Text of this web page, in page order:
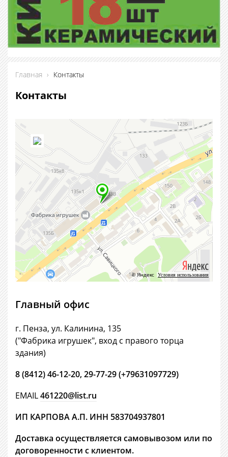
Главная › Контакты
Контакты
© Яндекс Условия использования
Главный офис
г. Пенза, ул. Калинина, 135
("Фабрика игрушек", вход с правого торца
здания)
8 (8412) 46-12-20,29-77-29 (+79631097729)
EMAIL461220@list.ru
ИП КАРПОВА А.П. ИНН 583704937801
Доставка осуществляется самовывозом или по
договоренности с клиентом.